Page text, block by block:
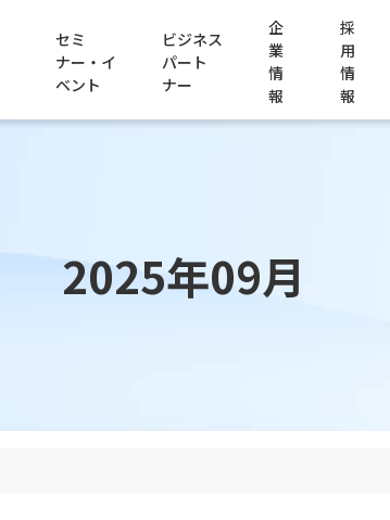
セミ
ナー・イ
ベント
ビジネス
パート
ナー
企
業
情
報
採
用
情
報
2025年09月